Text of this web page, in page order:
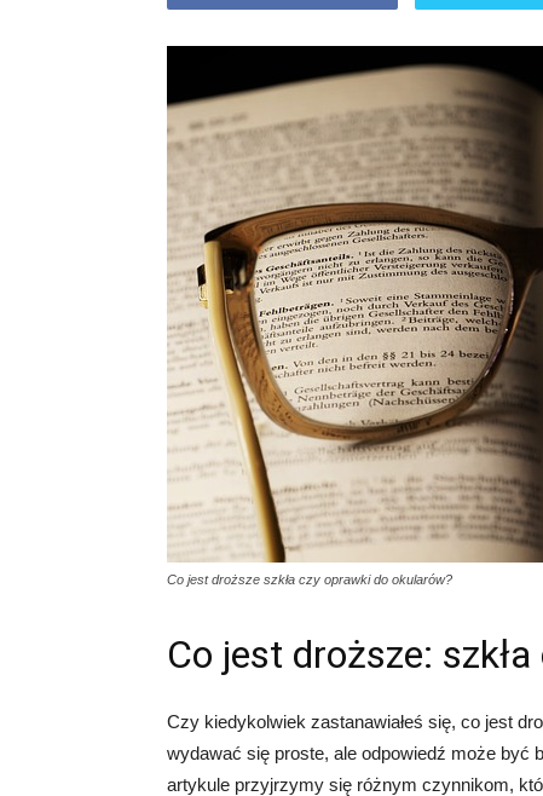
Co jest droższe szkła czy oprawki do okularów?
Co jest droższe:
Czy kiedykolwiek zastanawiałeś się, co jest
wydawać się proste, ale odpowiedź może być
artykule przyjrzymy się różnym czynnikom,